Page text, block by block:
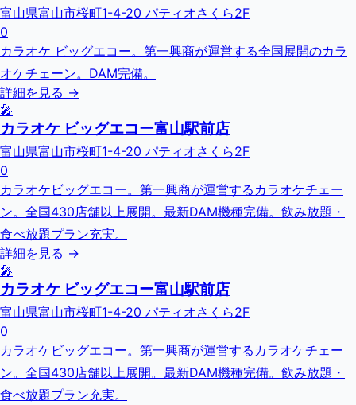
富山県富山市桜町1-4-20 パティオさくら2F
0
カラオケ ビッグエコー。第一興商が運営する全国展開のカラ
オケチェーン。DAM完備。
詳細を見る →
🎤
カラオケ ビッグエコー富山駅前店
富山県富山市桜町1-4-20 パティオさくら2F
0
カラオケビッグエコー。第一興商が運営するカラオケチェー
ン。全国430店舗以上展開。最新DAM機種完備。飲み放題・
食べ放題プラン充実。
詳細を見る →
🎤
カラオケ ビッグエコー富山駅前店
富山県富山市桜町1-4-20 パティオさくら2F
0
カラオケビッグエコー。第一興商が運営するカラオケチェー
ン。全国430店舗以上展開。最新DAM機種完備。飲み放題・
食べ放題プラン充実。